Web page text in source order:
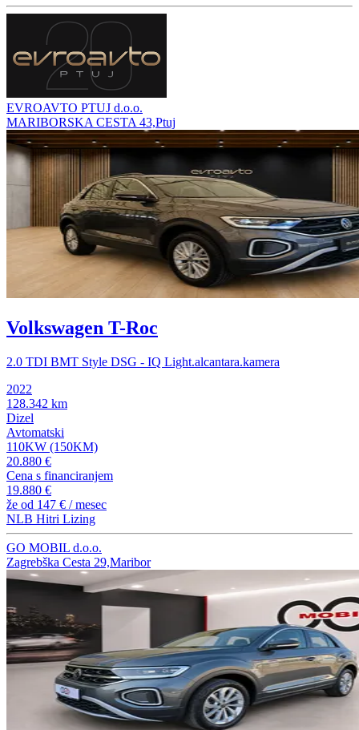
EVROAVTO PTUJ d.o.o.
MARIBORSKA CESTA 43,Ptuj
Volkswagen T-Roc
2.0 TDI BMT Style DSG - IQ Light.alcantara.kamera
2022
128.342 km
Dizel
Avtomatski
110KW (150KM)
20.880 €
Cena s financiranjem
19.880 €
že od 147 € / mesec
NLB Hitri Lizing
GO MOBIL d.o.o.
Zagrebška Cesta 29,Maribor